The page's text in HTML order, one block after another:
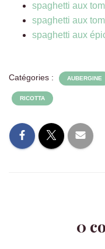
spaghetti aux
spaghetti aux
spaghetti aux
Catégories : AUBERGINE
RICOTTA
0